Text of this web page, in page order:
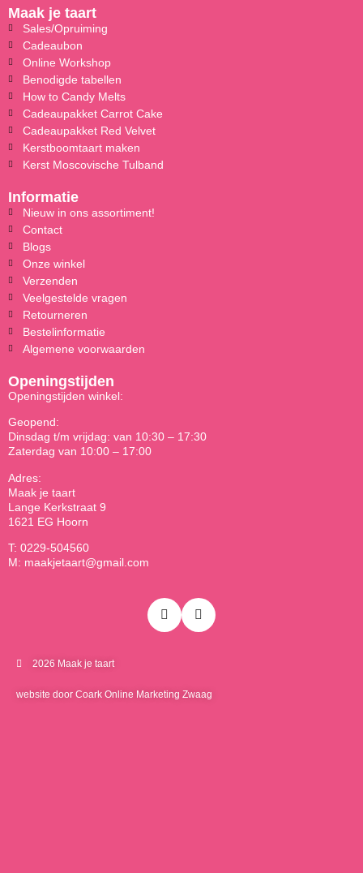
Maak je taart
Sales/Opruiming
Cadeaubon
Online Workshop
Benodigde tabellen
How to Candy Melts
Cadeaupakket Carrot Cake
Cadeaupakket Red Velvet
Kerstboomtaart maken
Kerst Moscovische Tulband
Informatie
Nieuw in ons assortiment!
Contact
Blogs
Onze winkel
Verzenden
Veelgestelde vragen
Retourneren
Bestelinformatie
Algemene voorwaarden
Openingstijden
Openingstijden winkel:
Geopend:
Dinsdag t/m vrijdag: van 10:30 – 17:30
Zaterdag van 10:00 – 17:00
Adres:
Maak je taart
Lange Kerkstraat 9
1621 EG Hoorn
T: 0229-504560
M: maakjetaart@gmail.com
2026 Maak je taart
website door Coark Online Marketing Zwaag